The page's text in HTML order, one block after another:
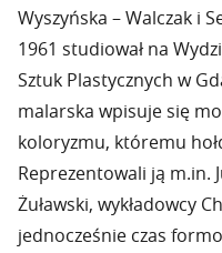
Wyszyńska – Walczak i
1961 studiował na
Sztuk Plastycznych w
malarska wpisuje się
koloryzmu, któremu
Reprezentowali ją m.in.
Żuławski, wykładowcy
jednocześnie czas